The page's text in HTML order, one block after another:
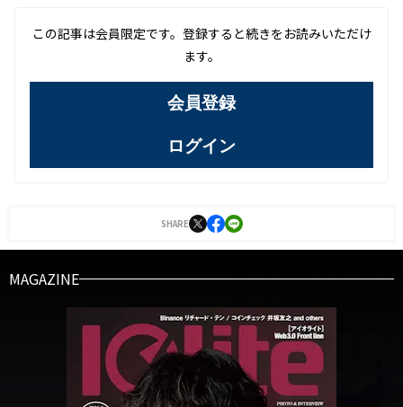
この記事は会員限定です。登録すると続きをお読みいただけ
ます。
会員登録
ログイン
SHARE
MAGAZINE